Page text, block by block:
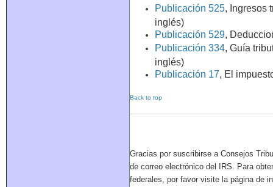
Publicación 525, Ingresos
inglés)
Publicación 529,
Publicación 334, Guía
inglés)
Publicación 17, El
Back to top
Gracias por suscribirse a Consejos
de correo electrónico del IRS. Para
federales, por favor visite la página de